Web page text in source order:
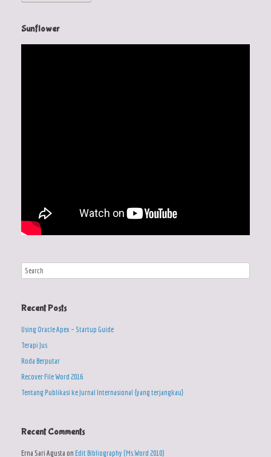
Sunflower
Recent Posts
Using Oracle Apex – Startup Guide
Terapi Jus
Roda Berputar
Recover File Word 2016
Tentang Publikasi ke Jurnal Internasional {yang terjangkau}
Recent Comments
Erna Sari Agusta on Edit Bibliography (Ms.Word 2010)